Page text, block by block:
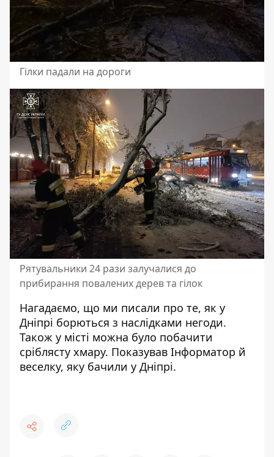
Гілки падали на дороги
Рятувальники 24 рази залучалися до
прибирання повалених дерев та гілок
Нагадаємо, що ми писали про те, як у
Дніпрі борються з наслідками негоди.
Також у місті можна було побачити
сріблясту хмару. Показував Інформатор й
веселку, яку бачили у Дніпрі.